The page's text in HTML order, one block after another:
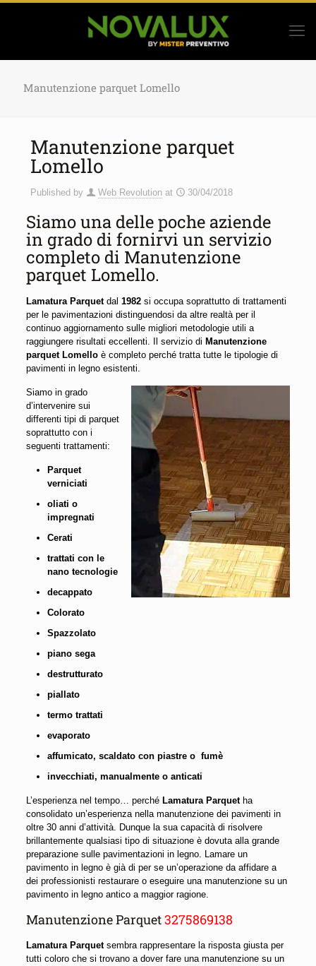
Manutenzione parquet Lomello
Manutenzione parquet
Lomello
Published by Web Revolution at 30/04/2018
Siamo una delle poche aziende
in grado di fornirvi un servizio
completo di Manutenzione
parquet Lomello.
Lamatura Parquet dal 1982si occupa soprattutto di trattamenti
per le pavimentazioni distinguendosi da altre realtà per il
continuo aggiornamento sulle migliori metodologie utili a
raggiungere risultati eccellenti. Il servizio di Manutenzione
parquet Lomello è completo perché tratta tutte le tipologie di
pavimenti in legno esistenti.
Siamo in grado
d’intervenire sui
differenti tipi di parquet
soprattutto con i
seguenti trattamenti:
Parquet
verniciati
oliati o
impregnati
Cerati
trattati con le
nano tecnologie
decappato
Colorato
Spazzolato
piano sega
destrutturato
piallato
termo trattati
evaporato
affumicato, scaldato con piastre o fumè
invecchiati, manualmente o anticati
L’esperienza nel tempo… perché Lamatura Parquetha
consolidato un’esperienza nella manutenzione dei pavimenti in
oltre 30 anni d’attività. Dunque la sua capacità di risolvere
brillantemente qualsiasi tipo di situazione è dovuta alla grande
preparazione sulle pavimentazioni in legno. Lamare un
pavimento in legno è già di per se un’operazione da affidare a
dei professionisti restaurare o eseguire una manutenzione su un
pavimento in legno antico a maggior ragione.
Manutenzione Parquet3275869138
Lamatura Parquet sembra rappresentare la risposta giusta per
tutti coloro che si trovano a dover fare una manutenzione su un